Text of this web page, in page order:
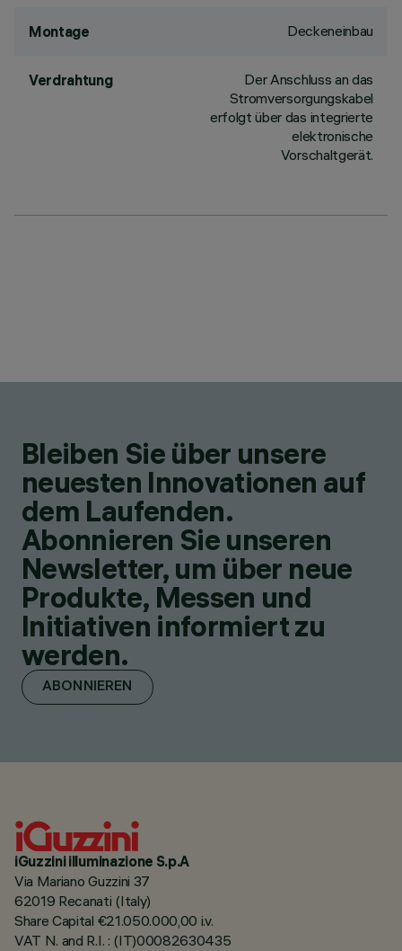
Montage Deckeneinbau
Verdrahtung
Der Anschluss an das
Stromversorgungskabel
erfolgt über das integrierte
elektronische
Vorschaltgerät.
Bleiben Sie über unsere
neuesten Innovationen auf
dem Laufenden.
Abonnieren Sie unseren
Newsletter, um über neue
Produkte, Messen und
Initiativen informiert zu
werden.
ABONNIEREN
iGuzzini illuminazione S.p.A
Via Mariano Guzzini 37
62019 Recanati (Italy)
Share Capital €21.050.000,00 i.v.
VAT N. and R.I. : (IT)00082630435